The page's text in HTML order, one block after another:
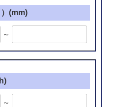
(mm)
～
～